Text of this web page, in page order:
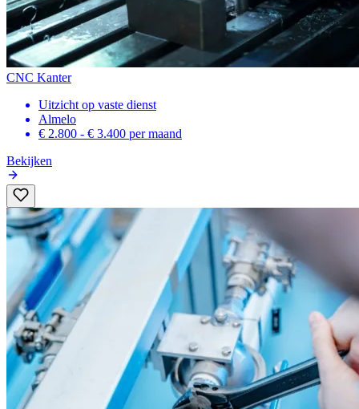
CNC Kanter
Uitzicht op vaste dienst
Almelo
€ 2.800 - € 3.400 per maand
Bekijken